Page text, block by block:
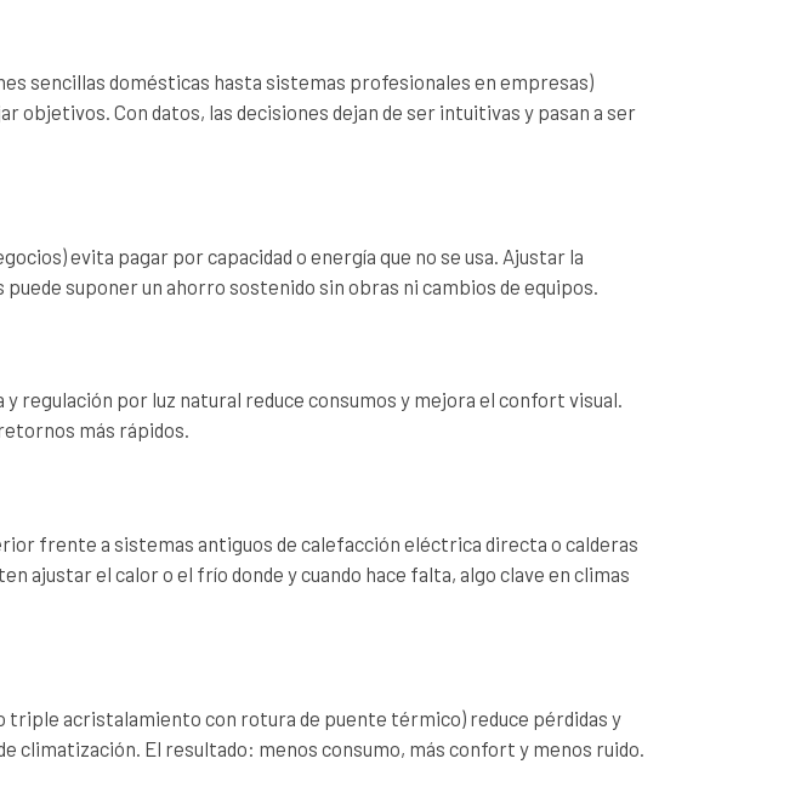
sencillas domésticas hasta sistemas profesionales en empresas)
Con datos, las decisiones dejan de ser intuitivas y pasan a ser
evita pagar por capacidad o energía que no se usa. Ajustar la
suponer un ahorro sostenido sin obras ni cambios de equipos.
regulación por luz natural reduce consumos y mejora el confort visual.
más rápidos.
frente a sistemas antiguos de calefacción eléctrica directa o calderas
el calor o el frío donde y cuando hace falta, algo clave en climas
acristalamiento con rotura de puente térmico) reduce pérdidas y
climatización. El resultado: menos consumo, más confort y menos ruido.